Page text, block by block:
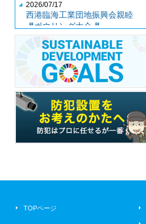
2026/07/17
西港臨海工業団地振興会親睦
🎳ボウリング大会🎳
2026/07/04
第３５期社員総会
2026/06/26
auショップ到津より7月店休日
のお知らせ📢
2026/06/12
女子ランチ交流会
2026/06/12
商品展示会
久しぶりの到津の森動物園🦒🦝
TOPページ